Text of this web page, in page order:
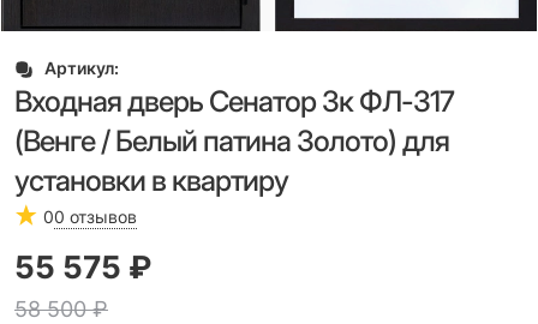
Артикул:
Входная дверь Сенатор 3к ФЛ-317
(Венге / Белый патина Золото) для
установки в квартиру
00 отзывов
58 500 ₽
55 575 ₽